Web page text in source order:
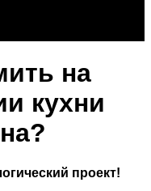
на
кухни
проект!